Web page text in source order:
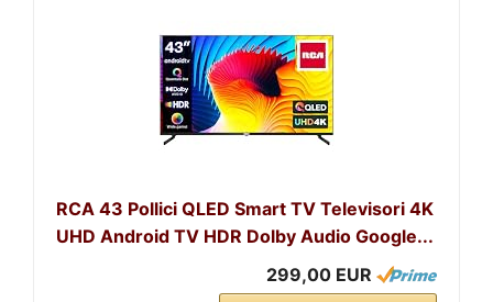
RCA 43 Pollici QLED Smart TV Televisori 4K
UHD Android TV HDR Dolby Audio Google...
299,00 EUR